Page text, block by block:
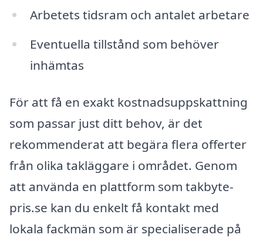
Arbetets tidsram och antalet arbetare
Eventuella tillstånd som behöver
inhämtas
För att få en exakt kostnadsuppskattning
som passar just ditt behov, är det
rekommenderat att begära flera offerter
från olika takläggare i området. Genom
att använda en plattform som takbyte-
pris.se kan du enkelt få kontakt med
lokala fackmän som är specialiserade på